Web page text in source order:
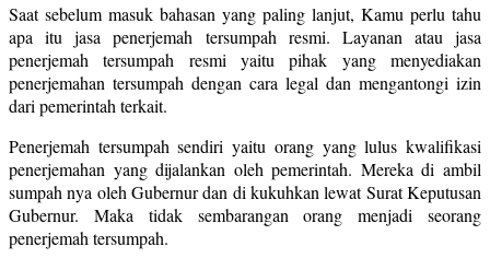
Saat sebelum masuk bahasan yang paling lanjut, Kamu perlu tahu
apa itu jasa penerjemah tersumpah resmi. Layanan atau jasa
penerjemah tersumpah resmi yaitu pihak yang menyediakan
penerjemahan tersumpah dengan cara legal dan mengantongi izin
dari pemerintah terkait.
Penerjemah tersumpah sendiri yaitu orang yang lulus kwalifikasi
penerjemahan yang dijalankan oleh pemerintah. Mereka di ambil
sumpah nya oleh Gubernur dan di kukuhkan lewat Surat Keputusan
Gubernur. Maka tidak sembarangan orang menjadi seorang
penerjemah tersumpah.